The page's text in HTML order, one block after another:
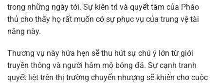
trong những ngày tới. Sự kiên trì và quyết tâm của Pháo
thủ cho thấy họ rất muốn có sự phục vụ của trung vệ tài
năng này.
Thương vụ này hứa hẹn sẽ thu hút sự chú ý lớn từ giới
truyền thông và người hâm mộ bóng đá. Sự cạnh tranh
quyết liệt trên thị trường chuyển nhượng sẽ khiến cho cuộc